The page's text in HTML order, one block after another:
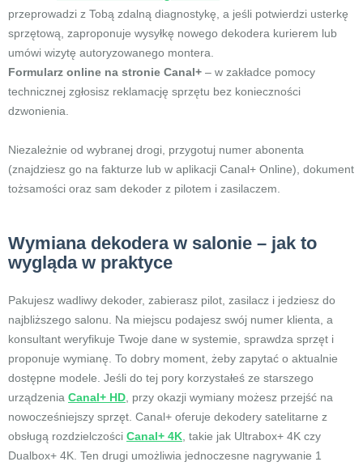
przeprowadzi z Tobą zdalną diagnostykę, a jeśli potwierdzi usterkę
sprzętową, zaproponuje wysyłkę nowego dekodera kurierem lub
umówi wizytę autoryzowanego montera.
Formularz online na stronie Canal+ – w zakładce pomocy
technicznej zgłosisz reklamację sprzętu bez konieczności
dzwonienia.
Niezależnie od wybranej drogi, przygotuj numer abonenta
(znajdziesz go na fakturze lub w aplikacji Canal+ Online), dokument
tożsamości oraz sam dekoder z pilotem i zasilaczem.
Wymiana dekodera w salonie – jak to
wygląda w praktyce
Pakujesz wadliwy dekoder, zabierasz pilot, zasilacz i jedziesz do
najbliższego salonu. Na miejscu podajesz swój numer klienta, a
konsultant weryfikuje Twoje dane w systemie, sprawdza sprzęt i
proponuje wymianę. To dobry moment, żeby zapytać o aktualnie
dostępne modele. Jeśli do tej pory korzystałeś ze starszego
urządzenia Canal+ HD , przy okazji wymiany możesz przejść na
nowocześniejszy sprzęt. Canal+ oferuje dekodery satelitarne z
obsługą rozdzielczości Canal+ 4K , takie jak Ultrabox+ 4K czy
Dualbox+ 4K. Ten drugi umożliwia jednoczesne nagrywanie 1